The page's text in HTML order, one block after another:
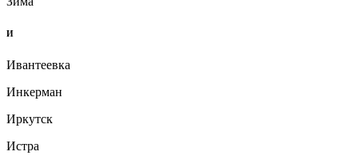
И
Ивантеевка
Инкерман
Иркутск
Истра